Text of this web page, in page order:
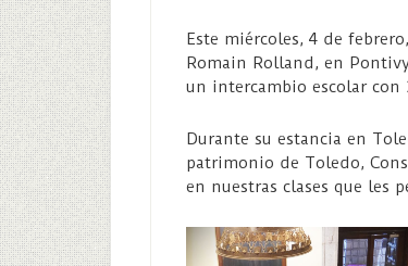
​Este miércoles, 4 de
Romain Rolland, en
un intercambio escolar con
Durante su estancia en
patrimonio de Toledo,
en nuestras clases que les